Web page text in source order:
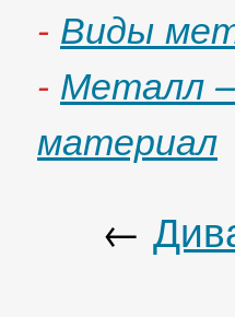
- Виды
- Металл –
материал
←